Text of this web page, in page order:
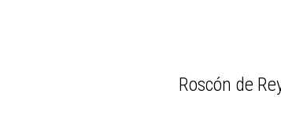
Roscón de